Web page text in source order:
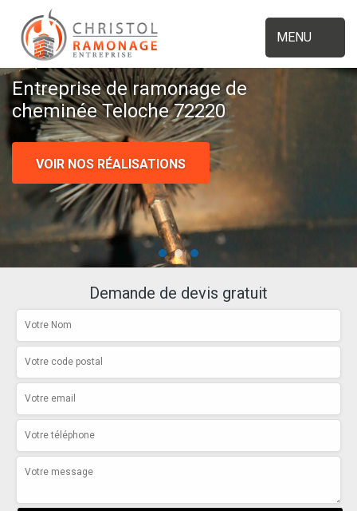
MENU
Entreprise de ramonage de
cheminée Teloche 72220
VOIR NOS RÉALISATIONS
Demande de devis gratuit